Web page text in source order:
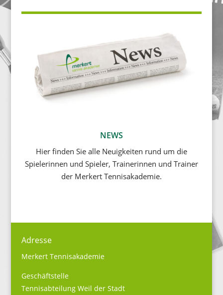
NEWS
Hier finden Sie alle Neuigkeiten rund um die
Spielerinnen und Spieler, Trainerinnen und Trainer
der Merkert Tennisakademie.
Adresse
Merkert Tennisakademie
Geschäftstelle
Tennisabteilung Weil der Stadt